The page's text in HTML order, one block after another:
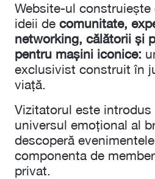
Website-ul
ideii de comunitate,
networking, călătorii și
pentru mașini iconice:
exclusivist construit în
viață.
Vizitatorul este introdus
universul emoțional al
descoperă
componenta de
privat.